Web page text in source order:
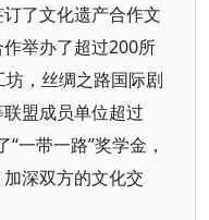
了文化遗产合作文
举办了超过200所
，丝绸之路国际剧
盟成员单位超过
一带一路”奖学金，
深双方的文化交